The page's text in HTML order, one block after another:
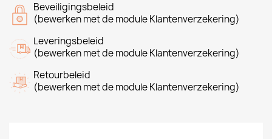
Beveiligingsbeleid
(bewerken met de module Klantenverzekering)
Leveringsbeleid
(bewerken met de module Klantenverzekering)
Retourbeleid
(bewerken met de module Klantenverzekering)